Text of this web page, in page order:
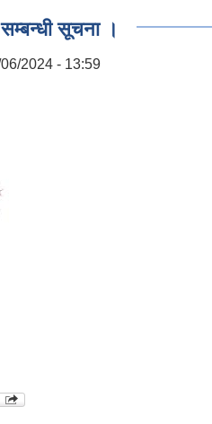
सूचना ।
2024 - 13:59